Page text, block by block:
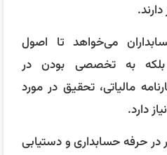
می‌خواهد تا اصول
بلکه به تخصصی بودن در
مالیاتی، تحقیق در مورد
دارد.
در حرفه حسابداری و دستیابی